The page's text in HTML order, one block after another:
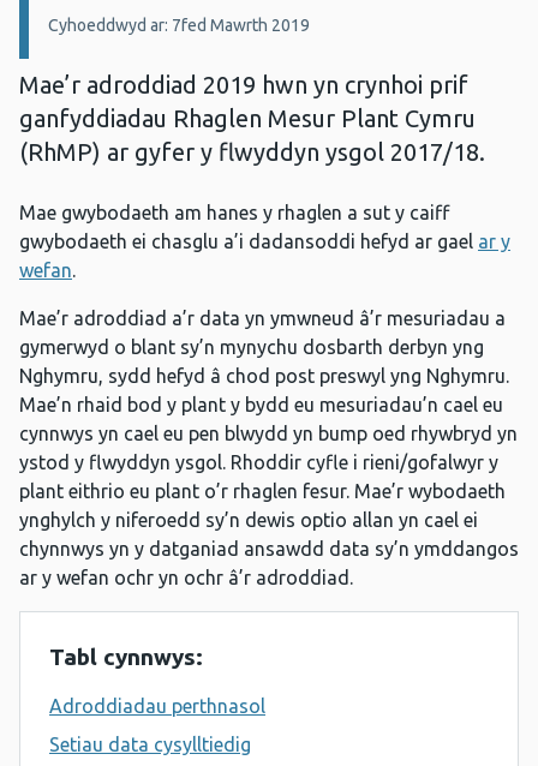
Cyhoeddwyd ar: 7fed Mawrth 2019
Mae’r adroddiad 2019 hwn yn crynhoi prif
ganfyddiadau Rhaglen Mesur Plant Cymru
(RhMP) ar gyfer y flwyddyn ysgol 2017/18.
Mae gwybodaeth am hanes y rhaglen a sut y caiff
gwybodaeth ei chasglu a’i dadansoddi hefyd ar gael ar y
wefan.
Mae’r adroddiad a’r data yn ymwneud â’r mesuriadau a
gymerwyd o blant sy’n mynychu dosbarth derbyn yng
Nghymru, sydd hefyd â chod post preswyl yng Nghymru.
Mae’n rhaid bod y plant y bydd eu mesuriadau’n cael eu
cynnwys yn cael eu pen blwydd yn bump oed rhywbryd yn
ystod y flwyddyn ysgol. Rhoddir cyfle i rieni/gofalwyr y
plant eithrio eu plant o’r rhaglen fesur. Mae’r wybodaeth
ynghylch y niferoedd sy’n dewis optio allan yn cael ei
chynnwys yn y datganiad ansawdd data sy’n ymddangos
ar y wefan ochr yn ochr â’r adroddiad.
Tabl cynnwys:
Adroddiadau perthnasol
Setiau data cysylltiedig